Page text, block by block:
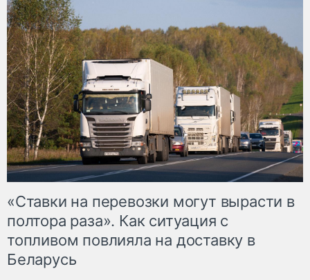
«Ставки на перевозки могут вырасти в
полтора раза». Как ситуация с
топливом повлияла на доставку в
Беларусь